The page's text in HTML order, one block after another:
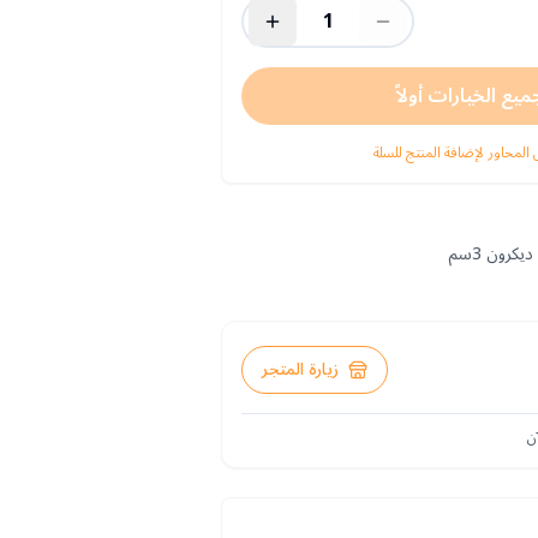
1
الخيارات أولاً
لإضافة المنتج للسلة
3سم
زيارة المتجر